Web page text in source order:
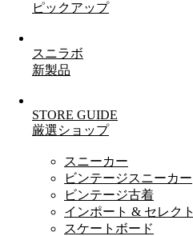
ピックアップ
スニラボ
新製品
STORE GUIDE
厳選ショップ
スニーカー
ビンテージスニーカー
ビンテージ古着
インポート & セレクト
スケートボード